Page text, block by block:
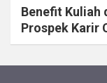
Benefit Kuliah
Prospek Karir